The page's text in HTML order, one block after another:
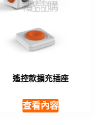
遙控款擴充插座
查看內容